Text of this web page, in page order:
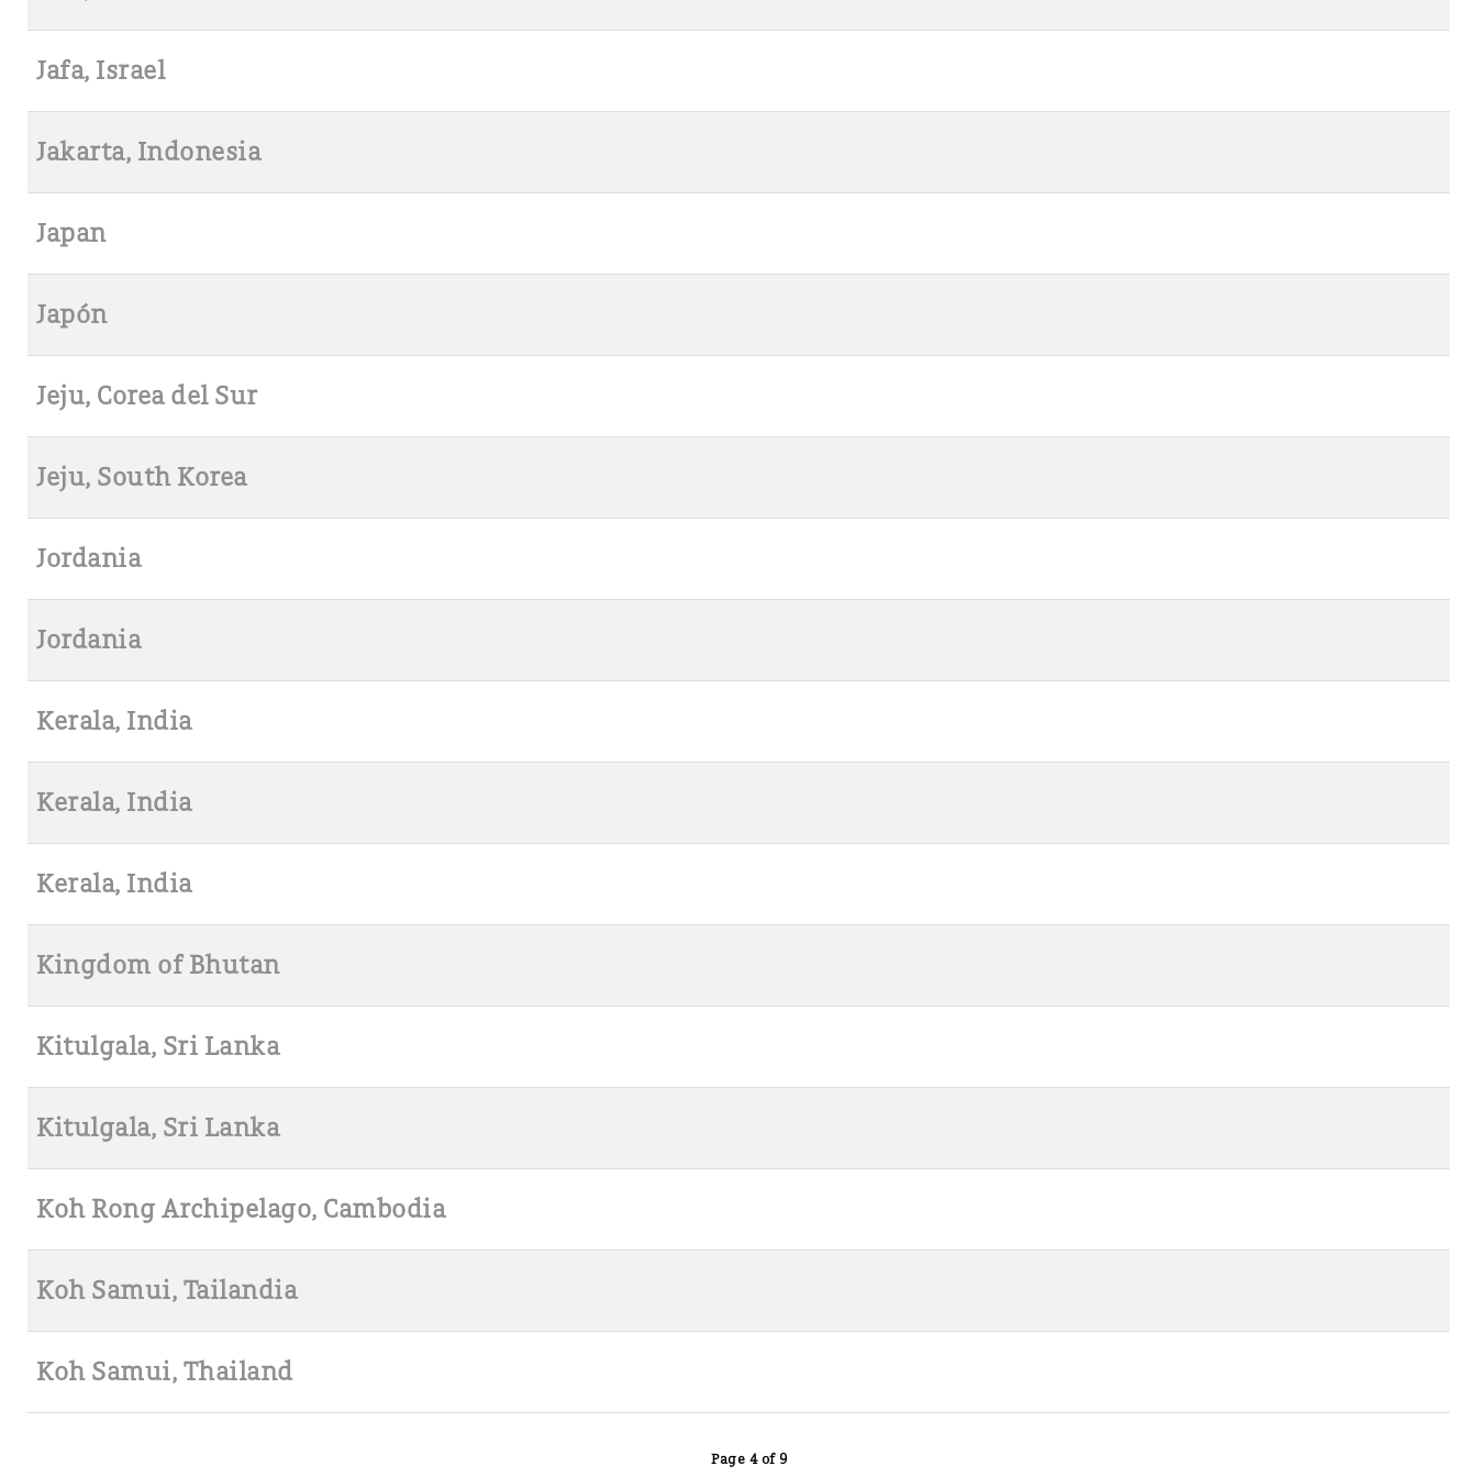
Jafa, Israel
Jakarta, Indonesia
Japan
Japón
Jeju, Corea del Sur
Jeju, South Korea
Jordania
Jordania
Kerala, India
Kerala, India
Kerala, India
Kingdom of Bhutan
Kitulgala, Sri Lanka
Kitulgala, Sri Lanka
Koh Rong Archipelago, Cambodia
Koh Samui, Tailandia
Koh Samui, Thailand
Page 4 of 9